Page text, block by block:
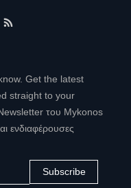
Get the latest
straight to your
του Mykonos
ενδιαφέρουσες
Subscribe